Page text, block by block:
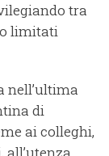
tra
limitati
nell’ultima
di
ai colleghi,